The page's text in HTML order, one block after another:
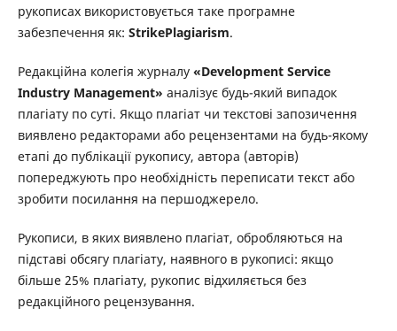
рукописах використовується таке програмне
забезпечення як: StrikePlagiarism.
Редакційна колегія журналу «Development Service
Industry Management» аналізує будь-який випадок
плагіату по суті. Якщо плагіат чи текстові запозичення
виявлено редакторами або рецензентами на будь-якому
етапі до публікації рукопису, автора (авторів)
попереджують про необхідність переписати текст або
зробити посилання на першоджерело.
Рукописи, в яких виявлено плагіат, обробляються на
підставі обсягу плагіату, наявного в рукописі: якщо
більше 25% плагіату, рукопис відхиляється без
редакційного рецензування.